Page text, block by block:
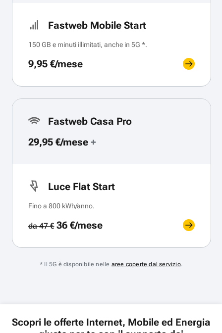
Fastweb Mobile Start
150 GB e minuti illimitati, anche in 5G *.
9,95 €/mese
Fastweb Casa Pro
29,95 €/mese +
Luce Flat Start
Fino a 800 kWh/anno.
da 47 €36 €/mese
* Il 5G è disponibile nelle aree coperte dal servizio.
Scopri le offerte Internet, Mobile ed Energia